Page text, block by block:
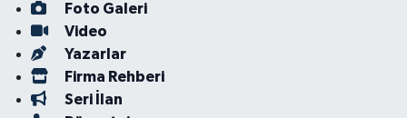
Foto Galeri
Video
Yazarlar
Firma Rehberi
Seri İlan